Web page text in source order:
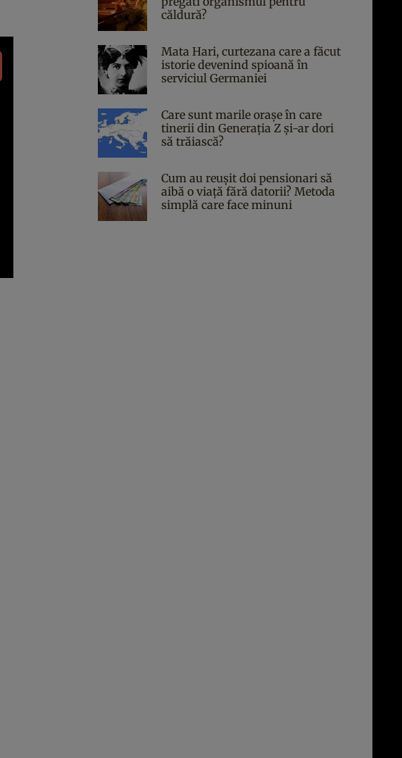
căldură?
Mata Hari, curtezana care a făcut
istorie devenind spioană în
serviciul Germaniei
Care sunt marile orașe în care
tinerii din Generația Z și-ar dori
să trăiască?
Cum au reușit doi pensionari să
aibă o viață fără datorii? Metoda
simplă care face minuni